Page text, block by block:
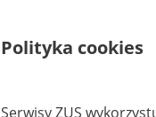
Polityka cookies
Serwisy ZUS